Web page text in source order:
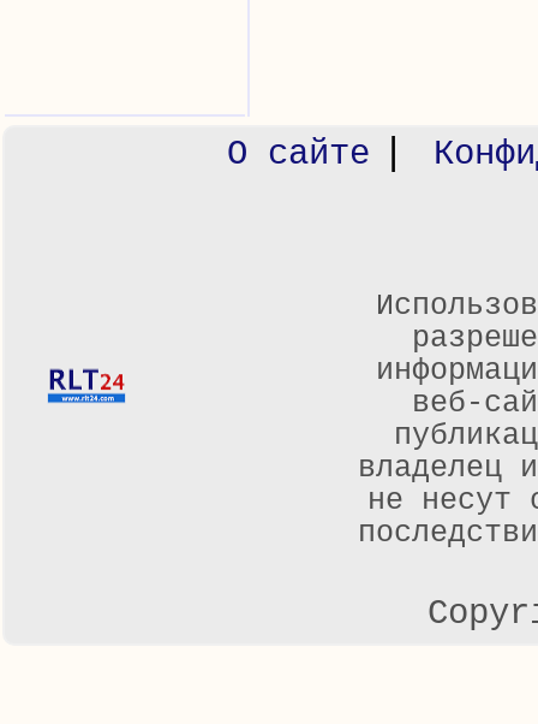
О сайте
веб-
владелец
не несут